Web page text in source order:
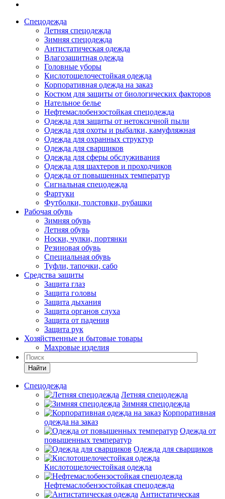
Спецодежда
Летняя спецодежда
Зимняя спецодежда
Антистатическая одежда
Влагозащитная одежда
Головные уборы
Кислотощелочестойкая одежда
Корпоративная одежда на заказ
Костюм для защиты от биологических факторов
Нательное белье
Нефтемаслобензостойкая спецодежда
Одежда для защиты от нетоксичной пыли
Одежда для охоты и рыбалки, камуфляжная
Одежда для охранных структур
Одежда для сварщиков
Одежда для сферы обслуживания
Одежда для шахтеров и проходчиков
Одежда от повышенных температур
Сигнальная спецодежда
Фартуки
Футболки, толстовки, рубашки
Рабочая обувь
Зимняя обувь
Летняя обувь
Носки, чулки, портянки
Резиновая обувь
Специальная обувь
Туфли, тапочки, сабо
Средства защиты
Защита глаз
Защита головы
Защита дыхания
Защита органов слуха
Защита от падения
Защита рук
Хозяйственные и бытовые товары
Махровые изделия
Найти
Спецодежда
Летняя спецодежда
Зимняя спецодежда
Корпоративная
одежда на заказ
Одежда от
повышенных температур
Одежда для сварщиков
Кислотощелочестойкая одежда
Нефтемаслобензостойкая спецодежда
Антистатическая